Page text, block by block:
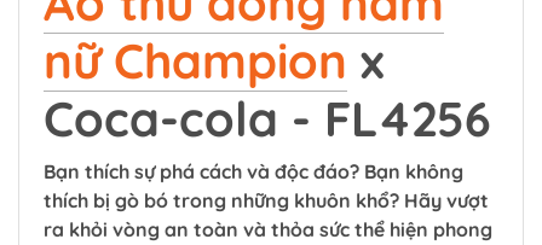
nữ Champion x
Coca-cola - FL4256
Bạn thích sự phá cách và độc đáo? Bạn không
thích bị gò bó trong những khuôn khổ? Hãy vượt
ra khỏi vòng an toàn và thỏa sức thể hiện phong